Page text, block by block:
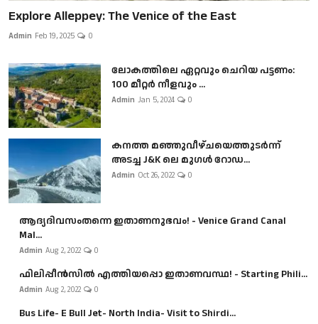
Explore Alleppey: The Venice of the East
Admin Feb 19, 2025 0
ലോകത്തിലെ ഏറ്റവും ചെറിയ പട്ടണം:
100 മീറ്റർ നീളവും ...
Admin Jan 5, 2024 0
കനത്ത മഞ്ഞുവീഴ്ചയെത്തുടർന്ന്
അടച്ച J&K ലെ മുഗൾ റോഡ...
Admin Oct 26, 2022 0
ആദ്യദിവസംതന്നെ ഇതാണനുഭവം! - Venice Grand Canal
Mal...
Admin Aug 2, 2022 0
ഫിലിപ്പീൻസിൽ എത്തിയപ്പൊ ഇതാണവസ്ഥ! - Starting Phili...
Admin Aug 2, 2022 0
Bus Life- E Bull Jet- North India- Visit to Shirdi...